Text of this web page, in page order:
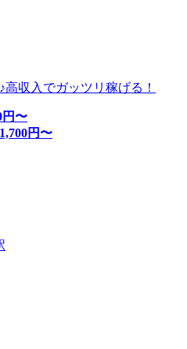
高収入でガッツリ稼げる！
円〜
1,700円〜